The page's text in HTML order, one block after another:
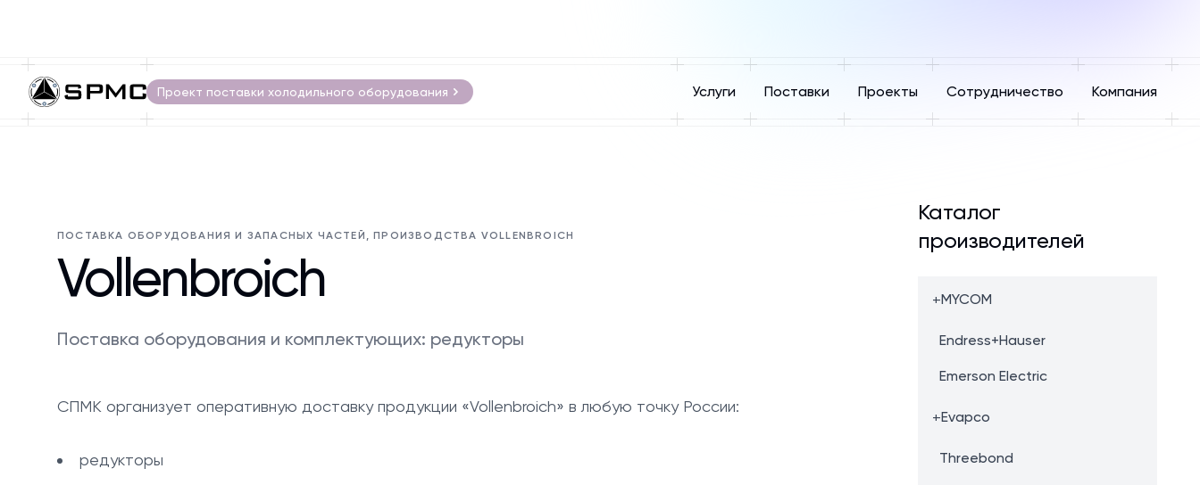
Проект поставки холодильного оборудования Услуги Поставки Проекты Сотрудничество Компания
ПОСТАВКА ОБОРУДОВАНИЯ И ЗАПАСНЫХ ЧАСТЕЙ, ПРОИЗВОДСТВА VOLLENBROICH
Vollenbroich
Поставка оборудования и комплектующих: редукторы
СПМК организует оперативную доставку продукции «Vollenbroich» в любую точку России:
редукторы
Каталог
производителей
+MYCOM
Endress+Hauser
Emerson Electric
+Evapco
Threebond